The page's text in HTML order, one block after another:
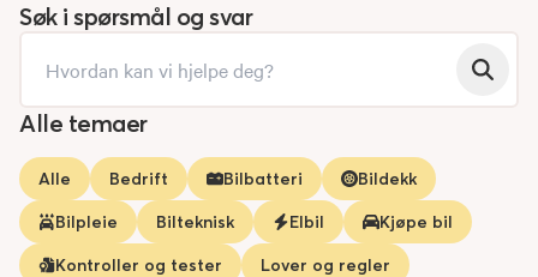
Søk i spørsmål og svar
Alle temaer
Alle Bedrift Bilbatteri
Bildekk
Bilpleie
Bilteknisk Elbil
Kjøpe bil
Kontroller og tester
Lover og regler